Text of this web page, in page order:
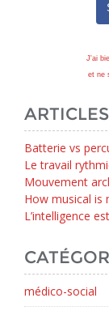
J'ai
et ne
Batterie vs
Le travail
Mouvement
How musical is
L’intelligence
médico-social